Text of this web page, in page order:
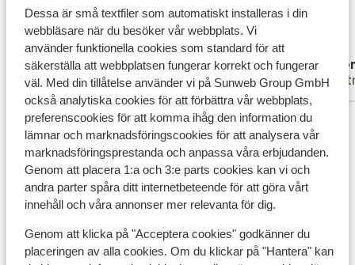
Dessa är små textfiler som automatiskt installeras i din
webbläsare när du besöker vår webbplats. Vi
använder funktionella cookies som standard för att
säkerställa att webbplatsen fungerar korrekt och fungerar
väl. Med din tillåtelse använder vi på Sunweb Group GmbH
också analytiska cookies för att förbättra vår webbplats,
preferenscookies för att komma ihåg den information du
lämnar och marknadsföringscookies för att analysera vår
marknadsföringsprestanda och anpassa våra erbjudanden.
Genom att placera 1:a och 3:e parts cookies kan vi och
andra parter spåra ditt internetbeteende för att göra vårt
innehåll och våra annonser mer relevanta för dig.
Genom att klicka på "Acceptera cookies" godkänner du
placeringen av alla cookies. Om du klickar på "Hantera" kan
activiteiten of muziek . Kortom heel rustig
ook het zwembad. Personeel is vriendelijk,
kamers zijn eenvoudig maar netjes .
Bedank is niet echt een slaap bank , ontbijt
is goed .variaties en vers Parkeer plaats
voor de deur . Auto of fiets heb je echt
nodig.
activiteiten of muziek . Kortom heel rustig
ook het... mer
Översätt till svenska
Anonym
Ensam förälder
Visa alla 89 omdömen
Läge
Visa på karta